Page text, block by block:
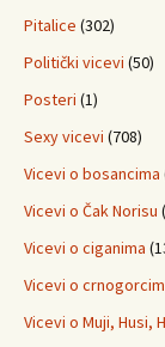
Pitalice (302)
Politički vicevi (50)
Posteri (1)
Sexy vicevi (708)
Vicevi o bosancima
Vicevi o Čak Norisu
Vicevi o ciganima
Vicevi o
Vicevi o Muji, Husi,